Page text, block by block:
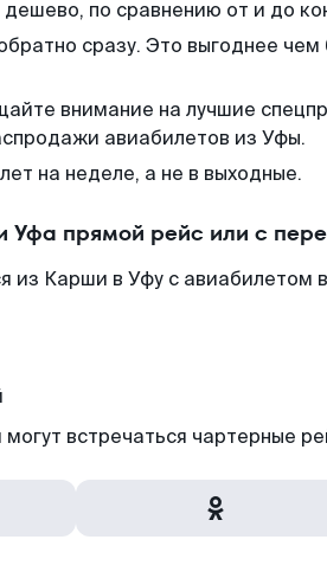
по сравнению от и до
сразу. Это выгоднее
внимание на лучшие
авиабилетов из Уфы.
на неделе, а не в выходные.
Уфа прямой рейс или с
из Карши в Уфу с авиабилетом
встречаться чартерные